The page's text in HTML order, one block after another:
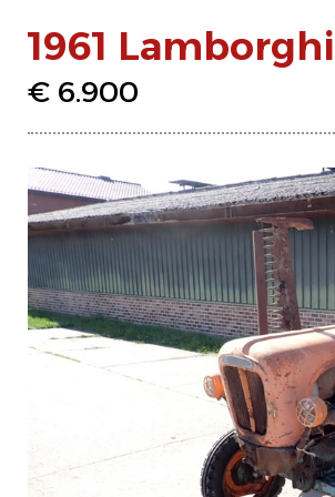
1961
€ 6.900